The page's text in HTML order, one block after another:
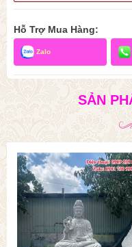
Hỗ Trợ Mua Hàng:
Zalo
SẢN